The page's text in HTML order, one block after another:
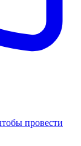
провести